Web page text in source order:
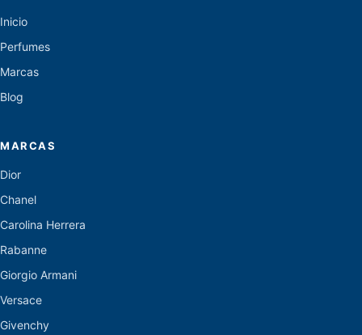
Inicio
Perfumes
Marcas
Blog
MARCAS
Dior
Chanel
Carolina Herrera
Rabanne
Giorgio Armani
Versace
Givenchy